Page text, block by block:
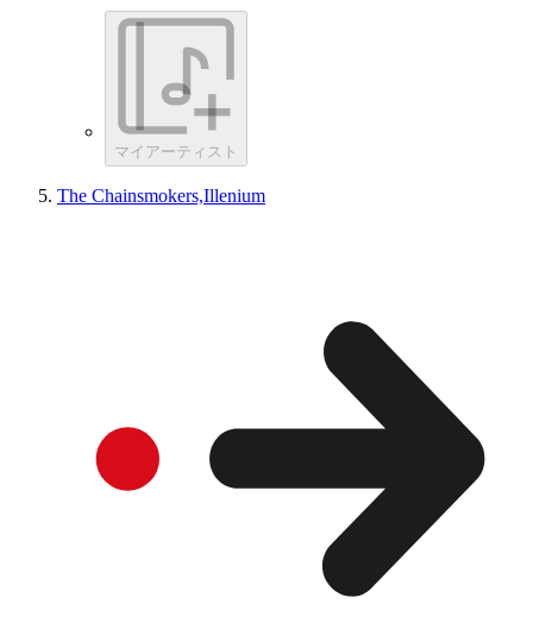
マイアーティスト
The Chainsmokers,Illenium